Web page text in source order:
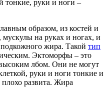
тонкие, руки и ноги –
образом, из костей и
на руках и ногах, и
подкожного жира. Такой тип
Эктоморфы – это
лбом. Они не могут
руки и ноги тонкие и
развита. Жира